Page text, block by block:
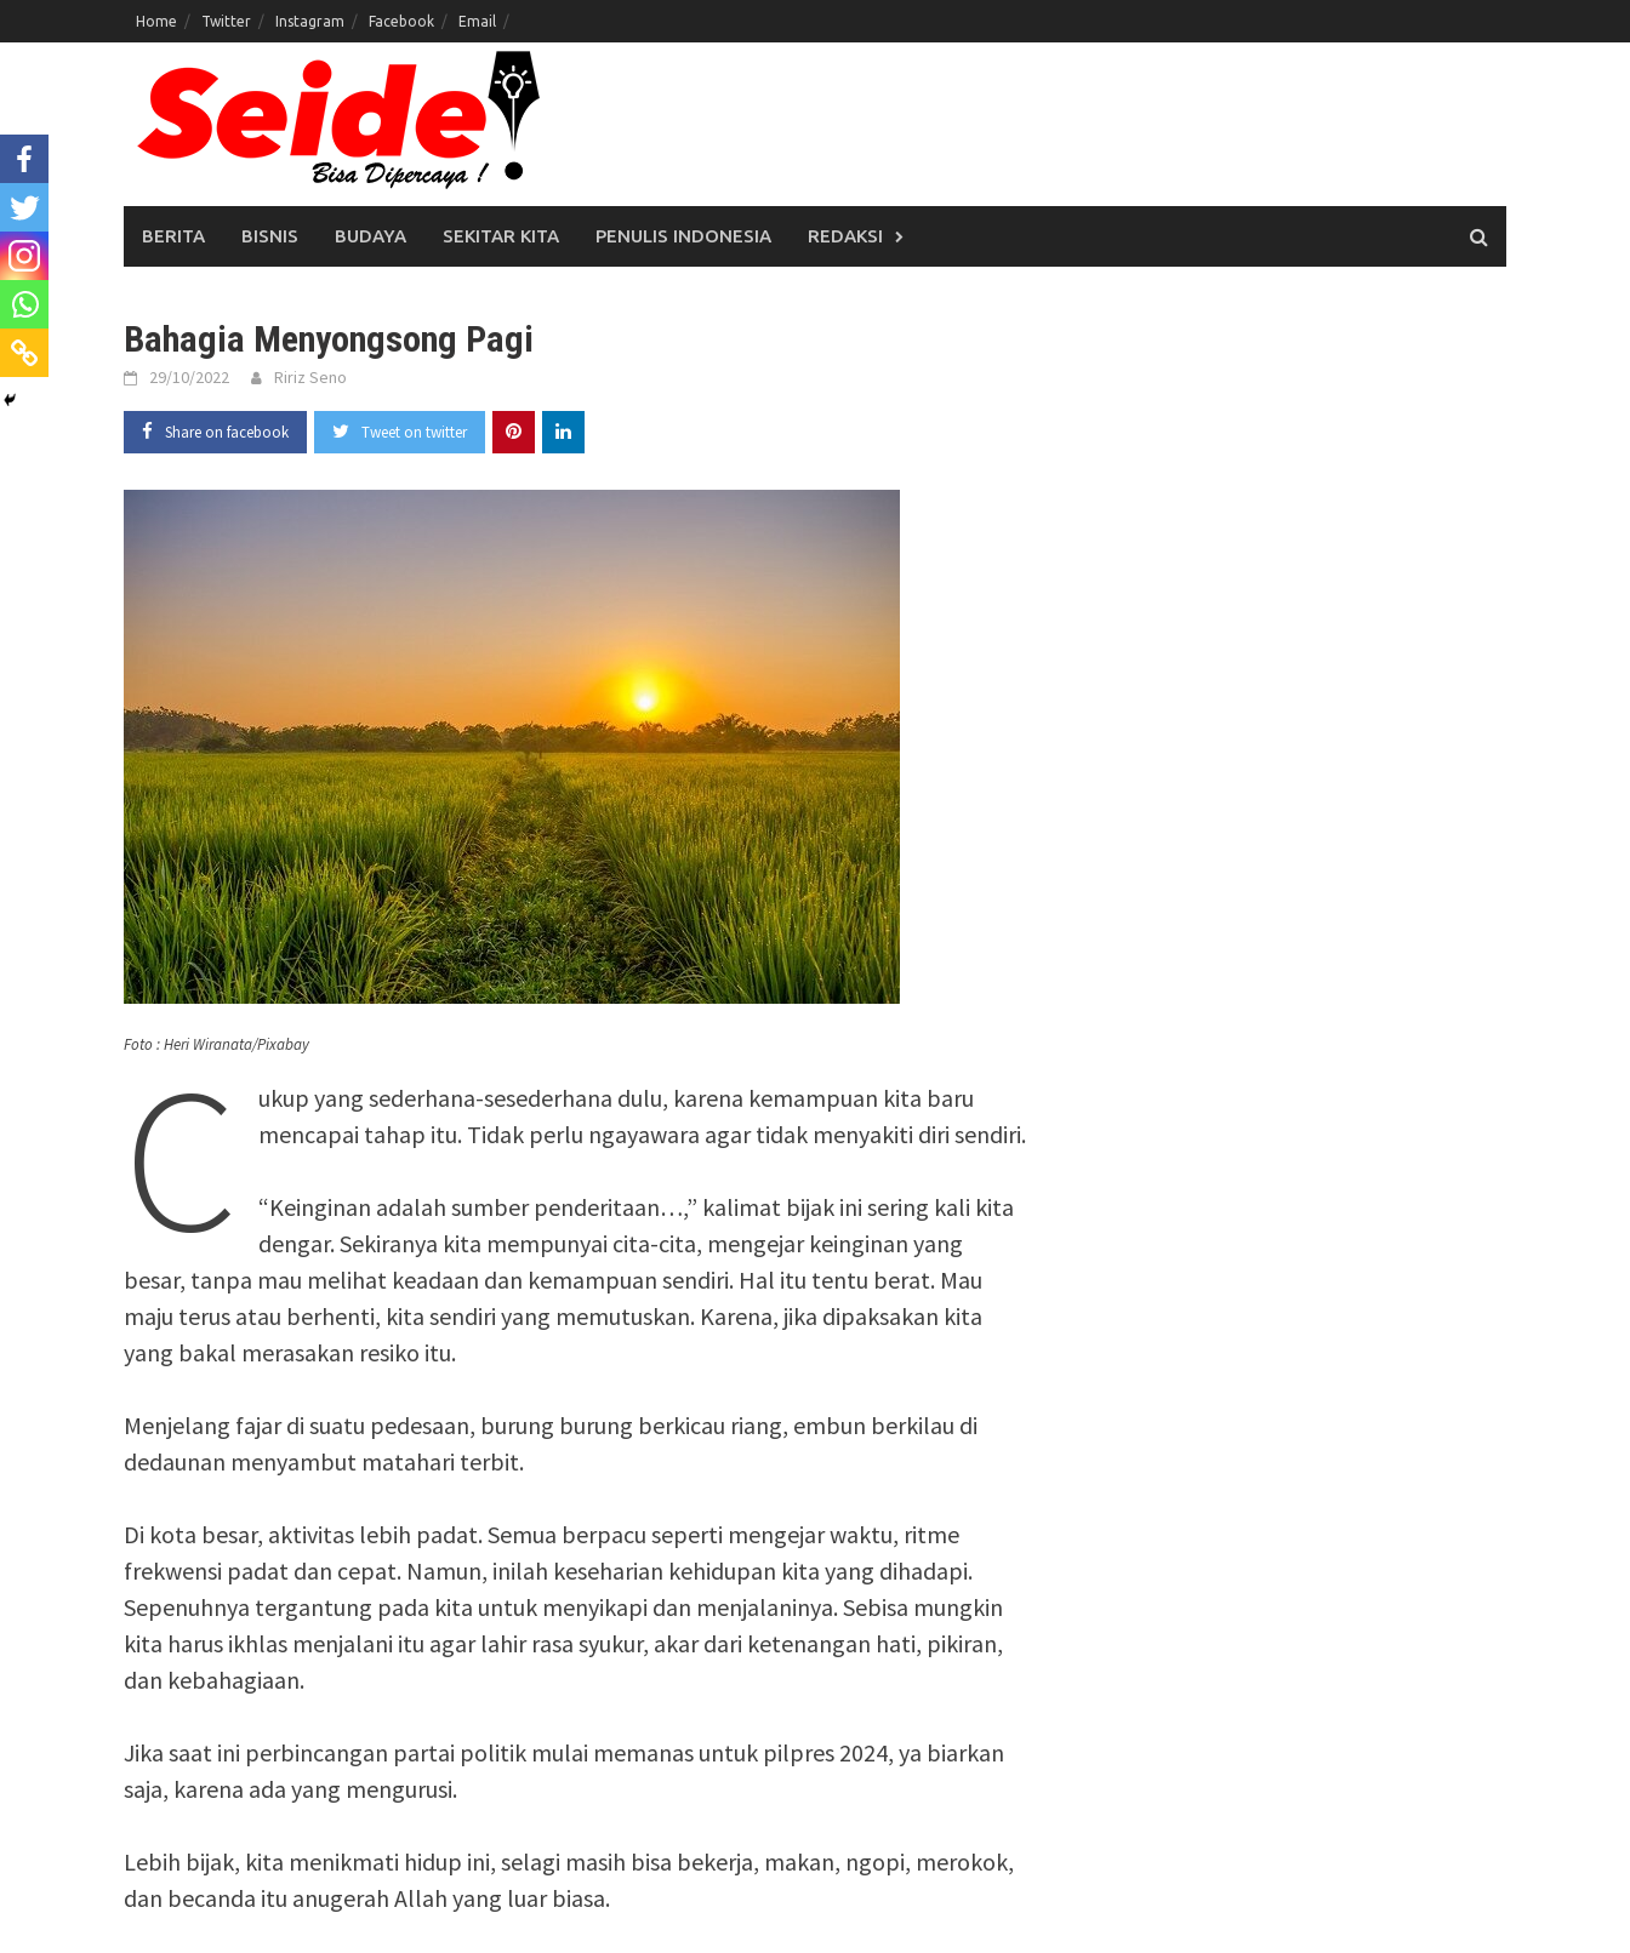
to
Home Twitter Instagram Facebook Email
BERITA BISNIS BUDAYA SEKITAR KITA PENULIS INDONESIA REDAKSI
Bahagia Menyongsong Pagi
29/10/2022 Ririz Seno
Share on facebook Tweet on twitter
Foto : Heri Wiranata/Pixabay
C
ukup yang sederhana-sesederhana dulu, karena kemampuan kita baru
mencapai tahap itu. Tidak perlu ngayawara agar tidak menyakiti diri sendiri.
“Keinginan adalah sumber penderitaan…,” kalimat bijak ini sering kali kita
dengar. Sekiranya kita mempunyai cita-cita, mengejar keinginan yang
besar, tanpa mau melihat keadaan dan kemampuan sendiri. Hal itu tentu berat. Mau
maju terus atau berhenti, kita sendiri yang memutuskan. Karena, jika dipaksakan kita
yang bakal merasakan resiko itu.
Menjelang fajar di suatu pedesaan, burung burung berkicau riang, embun berkilau di
dedaunan menyambut matahari terbit.
Di kota besar, aktivitas lebih padat. Semua berpacu seperti mengejar waktu, ritme
frekwensi padat dan cepat. Namun, inilah keseharian kehidupan kita yang dihadapi.
Sepenuhnya tergantung pada kita untuk menyikapi dan menjalaninya. Sebisa mungkin
kita harus ikhlas menjalani itu agar lahir rasa syukur, akar dari ketenangan hati, pikiran,
dan kebahagiaan.
Jika saat ini perbincangan partai politik mulai memanas untuk pilpres 2024, ya biarkan
saja, karena ada yang mengurusi.
Lebih bijak, kita menikmati hidup ini, selagi masih bisa bekerja, makan, ngopi, merokok,
dan becanda itu anugerah Allah yang luar biasa.